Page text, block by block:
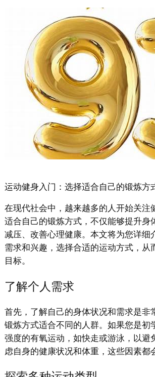
运动健身入门：选择适合自己的锻炼方
在现代社会中，越来越多的人开始关注
适合自己的锻炼方式，不仅能够提升身
减压、改善心理健康。本文将为您详细
需求和兴趣，选择合适的运动方式，从
目标。
了解个人需求
首先，了解自己的身体状况和需求是非
锻炼方式适合不同的人群。如果您是初
强度的有氧运动，如快走或游泳，以避
虑自身的健康状况和体重，这些因素都